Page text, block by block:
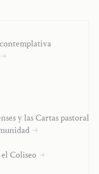
y las Cartas pastorales
Coliseo